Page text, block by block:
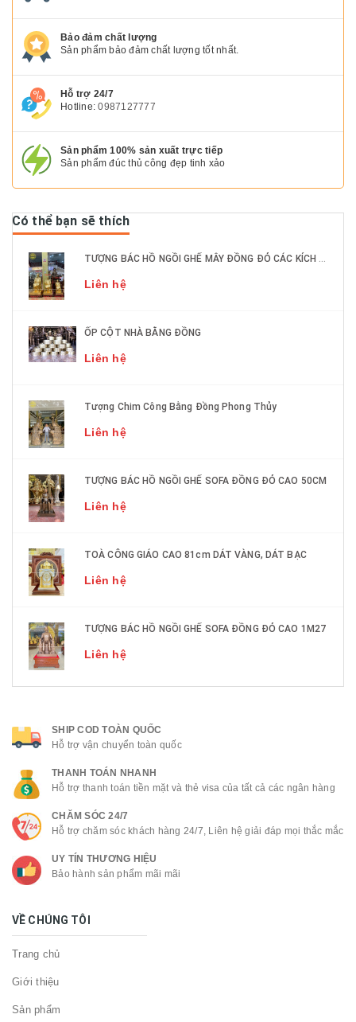
Bảo đảm chất lượng
Sản phẩm bảo đảm chất lượng tốt nhất.
Hỗ trợ 24/7
Hotline:0987127777
Sản phẩm 100% sản xuất trực tiếp
Sản phẩm đúc thủ công đẹp tinh xảo
Có thể bạn sẽ thích
TƯỢNG BÁC HỒ NGỒI GHẾ MÂY ĐỒNG ĐỎ CÁC KÍCH THƯỚC DÁT VÀNG 9999
Liên hệ
ỐP CỘT NHÀ BẰNG ĐỒNG
Liên hệ
Tượng Chim Công Bằng Đồng Phong Thủy
Liên hệ
TƯỢNG BÁC HỒ NGỒI GHẾ SOFA ĐỒNG ĐỎ CAO 50CM
Liên hệ
TOÀ CÔNG GIÁO CAO 81cm DÁT VÀNG, DÁT BẠC
Liên hệ
TƯỢNG BÁC HỒ NGỒI GHẾ SOFA ĐỒNG ĐỎ CAO 1M27
Liên hệ
SHIP COD TOÀN QUỐC
Hỗ trợ vận chuyển toàn quốc
THANH TOÁN NHANH
Hỗ trợ thanh toán tiền mặt và thẻ visa của tất cả các ngân hàng
CHĂM SÓC 24/7
Hỗ trợ chăm sóc khách hàng 24/7, Liên hệ giải đáp mọi thắc mắc
UY TÍN THƯƠNG HIỆU
Bảo hành sản phẩm mãi mãi
VỀ CHÚNG TÔI
Trang chủ
Giới thiệu
Sản phẩm